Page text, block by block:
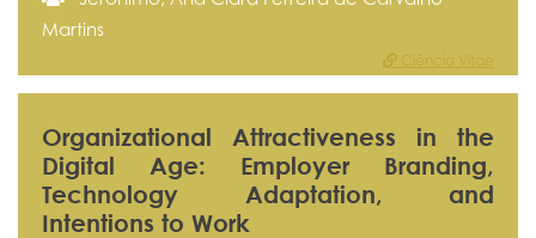
Martins
Ciência Vitae
Organizational Attractiveness in the
Digital Age: Employer Branding,
Technology Adaptation, and
Intentions to Work